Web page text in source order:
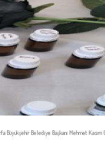
Büyükşehir Belediye Başkanı Mehmet